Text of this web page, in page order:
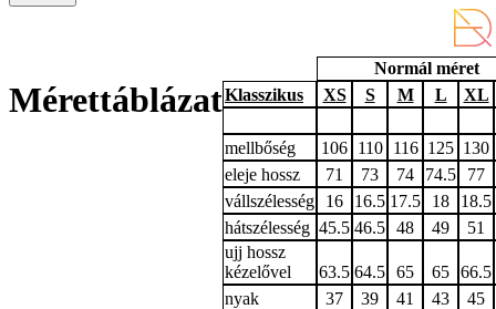
Mérettáblázat
Normál méret
Klasszikus
XS S M L XL
mellbőség 106 110 116 125 130
eleje hossz
71 73 74 74.5
77
vállszélesség
16 16.5 17.5 18
18.5
hátszélesség 45.5 46.5 48 49
51
ujj hossz
kézelővel
63.5 64.5 65 65 66.5
nyak
37 39 41 43 45